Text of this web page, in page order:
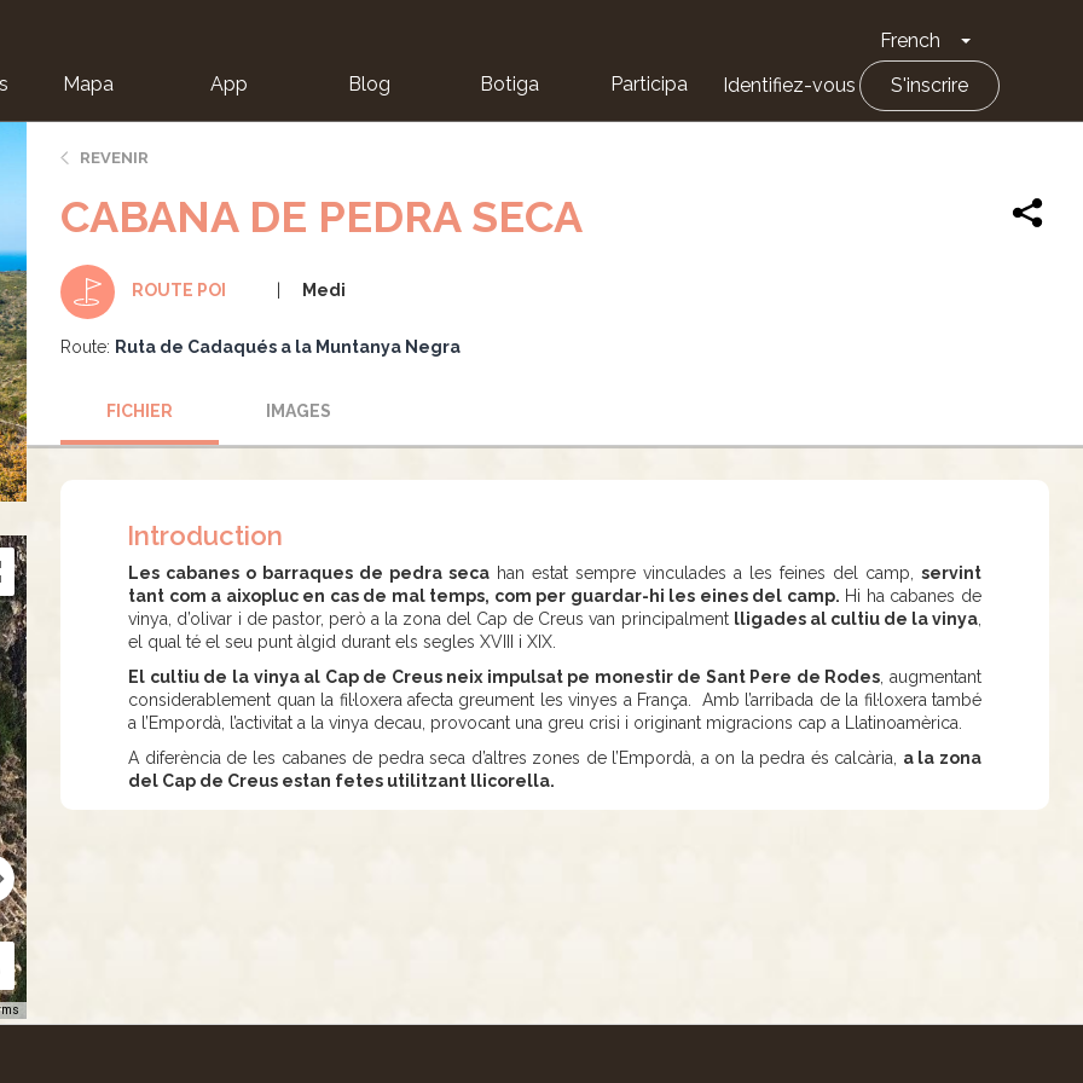
French Toggle
Mapa App Blog Botiga Participa Identifiez-vous S'inscrire
REVENIR
CABANA DE PEDRA SECA
ROUTE POI Medi
Route: Ruta de Cadaqués a la Muntanya Negra
FICHIER IMAGES
Introduction
Les cabanes o barraques de pedra seca han estat sempre vinculades a les feines del camp,servint
tant com a aixopluc en cas de mal temps, com per guardar-hi les eines del camp. Hi ha cabanes de
vinya, d’olivar i de pastor, però a la zona del Cap de Creus van principalment lligades al cultiu de la vinya
el qual té el seu punt àlgid durant els segles XVIII i XIX.
El cultiu de la vinya al Cap de Creus neix impulsat pe monestir de Sant Pere de Rodes , augmentant
considerablement quan la fil·loxera afecta greument les vinyes a França. Amb l’arribada de la fil·loxera també
a l’Empordà, l’activitat a la vinya decau, provocant una greu crisi i originant migracions cap a Llatinoamèrica.
A diferència de les cabanes de pedra seca d’altres zones de l’Empordà, a on la pedra és calcària, a la zona
del Cap de Creus estan fetes utilitzant llicorella.